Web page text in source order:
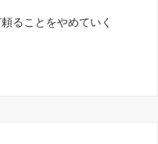
ることをやめていく